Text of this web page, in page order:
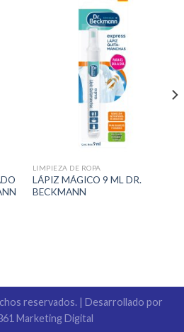
LIMPIEZA DE ROPA
LÁPIZ MÁGICO 9 ML DR.
BECKMANN
reservados. | Desarrollado por
Marketing Digital